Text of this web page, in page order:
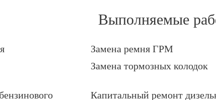
Выполняемые
Замена ремня ГРМ
Замена тормозных колодок
Капитальный ремонт